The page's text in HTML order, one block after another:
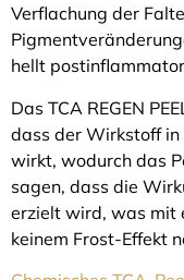
Verflachung der
hellt
Das TCA REGEN
dass der Wirkstoff
wirkt, wodurch das
sagen, dass die
erzielt wird, was mit
keinem Frost-Effekt